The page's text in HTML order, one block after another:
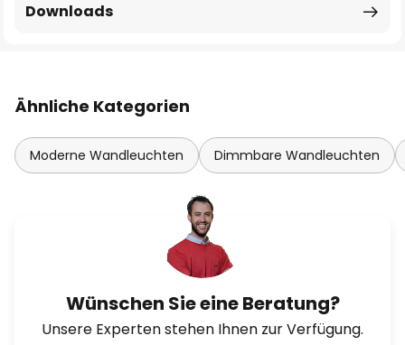
Downloads
Ähnliche Kategorien
Moderne Wandleuchten Dimmbare Wandleuchten
Wünschen Sie eine Beratung?
Unsere Experten stehen Ihnen zur Verfügung.